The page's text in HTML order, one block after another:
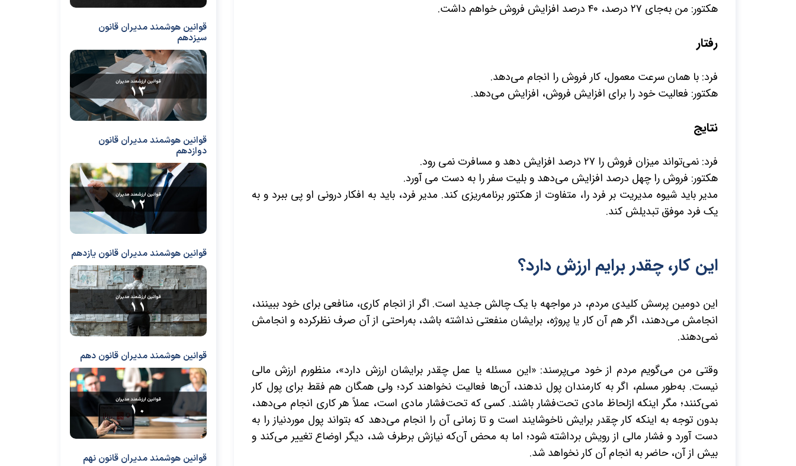
هکتور: من به‌جای ۲۷ درصد، ۴۰ درصد افزایش فروش خواهم داشت.
رفتار
فرد: با همان سرعت معمول، کار فروش را انجام می‌دهد.
هکتور: فعالیت خود را برای افزایش فروش، افزایش می‌دهد.
نتایج
فرد: نمی‌تواند میزان فروش را ۲۷ درصد افزایش دهد و مسافرت نمی رود.
هکتور: فروش را چهل درصد افزایش می‌دهد و بلیت سفر را به دست می آورد.
مدیر باید شیوه مدیریت بر فرد را، متفاوت از هکتور برنامه‌ریزی کند. مدیر فرد، باید به افکار درونی او پی ببرد و به
یک فرد موفق تبدیلش کند.
این کار، چقدر برایم ارزش دارد؟
این دومین پرسش کلیدی مردم، در مواجهه با یک چالش جدید است. اگر از انجام کاری، منافعی برای خود ببینند،
انجامش می‌دهند، اگر هم آن کار یا پروژه، برایشان منفعتی نداشته باشد، به‌راحتی از آن صرف نظرکرده و انجامش
نمی‌دهند.
وقتی من می‌گویم مردم از خود می‌پرسند: «این مسئله یا عمل چقدر برایشان ارزش دارد»، منظورم ارزش مالی
نیست. به‌طور مسلم، اگر به کارمندان پول ندهند، آن‌ها فعالیت نخواهند کرد؛ ولی همگان هم فقط برای پول کار
نمی‌کنند؛ مگر اینکه ازلحاظ مادی تحت‌فشار باشند. کسی که تحت‌فشار مادی است، عملاً هر کاری انجام می‌دهد،
بدون توجه به اینکه کار چقدر برایش ناخوشایند است و تا زمانی آن را انجام می‌دهد که بتواند پول موردنیاز را به
دست آورد و فشار مالی از رویش برداشته شود؛ اما به محض آن‌که نیازش برطرف شد، دیگر اوضاع تغییر می‌کند و
بیش از آن، حاضر به انجام آن کار نخواهد شد.
قوانین هوشمند مدیران قانون
سیزدهم
قوانین هوشمند مدیران قانون
دوازدهم
قوانین هوشمند مدیران قانون یازدهم
قوانین هوشمند مدیران قانون دهم
قوانین هوشمند مدیران قانون نهم